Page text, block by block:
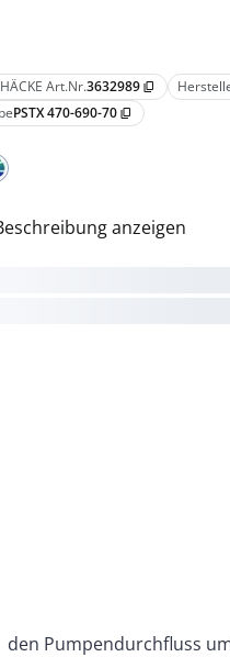
Art.Nr.3632989 content_copy
PSTX 470-690-70 content_copy
anzeigen